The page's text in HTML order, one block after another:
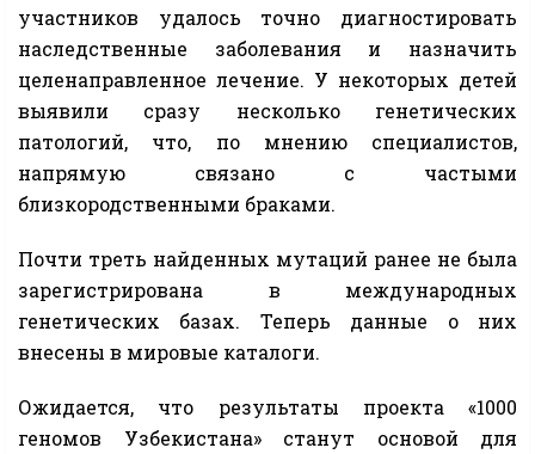
участников удалось точно диагностировать
наследственные заболевания и назначить
целенаправленное лечение. У некоторых детей
выявили сразу несколько генетических
патологий, что, по мнению специалистов,
напрямую связано с частыми
близкородственными браками.
Почти треть найденных мутаций ранее не была
зарегистрирована в международных
генетических базах. Теперь данные о них
внесены в мировые каталоги.
Ожидается, что результаты проекта «1000
геномов Узбекистана» станут основой для